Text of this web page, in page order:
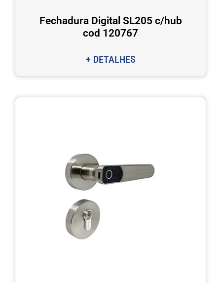
Fechadura Digital SL205 c/hub
cod 120767
+ DETALHES